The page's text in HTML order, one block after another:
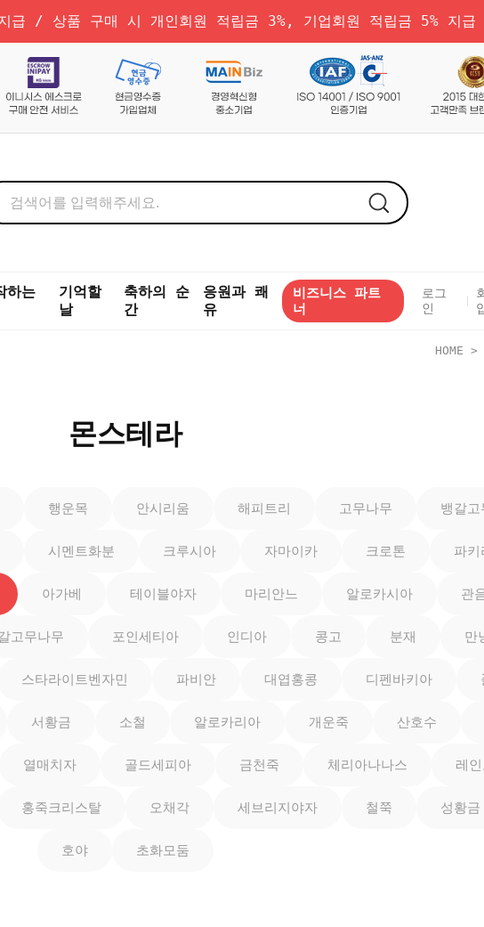
급 / 상품 구매 시 개인회원 적립금 3%, 기업회원 적립금 5% 지급
하는
기억할
날
축하의 순
간
응원과 쾌
유
비즈니스 파트
너
로그
인
HOME >
몬스테라
행운목 안시리움 해피트리 고무나무 뱅갈고
시멘트화분 크루시아 자마이카 크로톤 파키
아가베 테이블야자 마리안느 알로카시아 관
고무나무 포인세티아 인디아 콩고 분재 만
스타라이트벤자민 파비안 대엽홍콩 디펜바키아
서황금 소철 알로카리아 개운죽 산호수
열매치자 골드세피아 금천죽 체리아나나스 레
홍죽크리스탈 오채각 세브리지야자 철쭉 성황금
호야 초화모둠